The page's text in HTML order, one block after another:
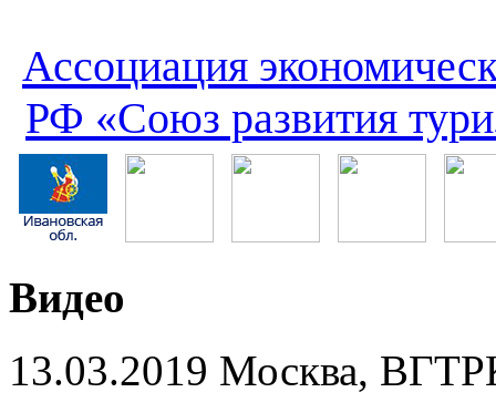
Ассоциация
РФ «Союз развития
Видео
13.03.2019 Москва,